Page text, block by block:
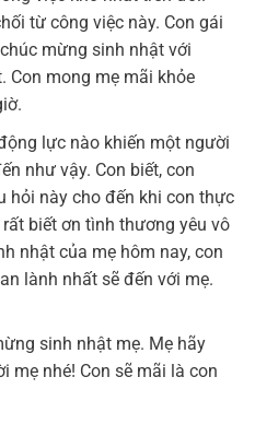
từ công việc này. Con gái
mừng sinh nhật với
Con mong mẹ mãi khỏe
lực nào khiến một người
như vậy. Con biết, con
hỏi này cho đến khi con thực
biết ơn tình thương yêu vô
nhật của mẹ hôm nay, con
lành nhất sẽ đến với mẹ.
sinh nhật mẹ. Mẹ hãy
mẹ nhé! Con sẽ mãi là con